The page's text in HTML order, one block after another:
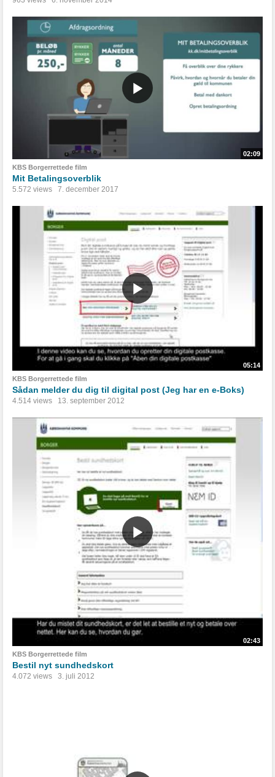
02:09
KBS Borgerrettede film
Mit Betalingsoverblik
5.572 views 7. december 2017
05:14
KBS Borgerrettede film
Sådan melder du dig til digital post (Jeg har en e-Boks)
4.514 views 13. september 2012
02:43
KBS Borgerrettede film
Bestil nyt sundhedskort
4.072 views 3. juli 2012